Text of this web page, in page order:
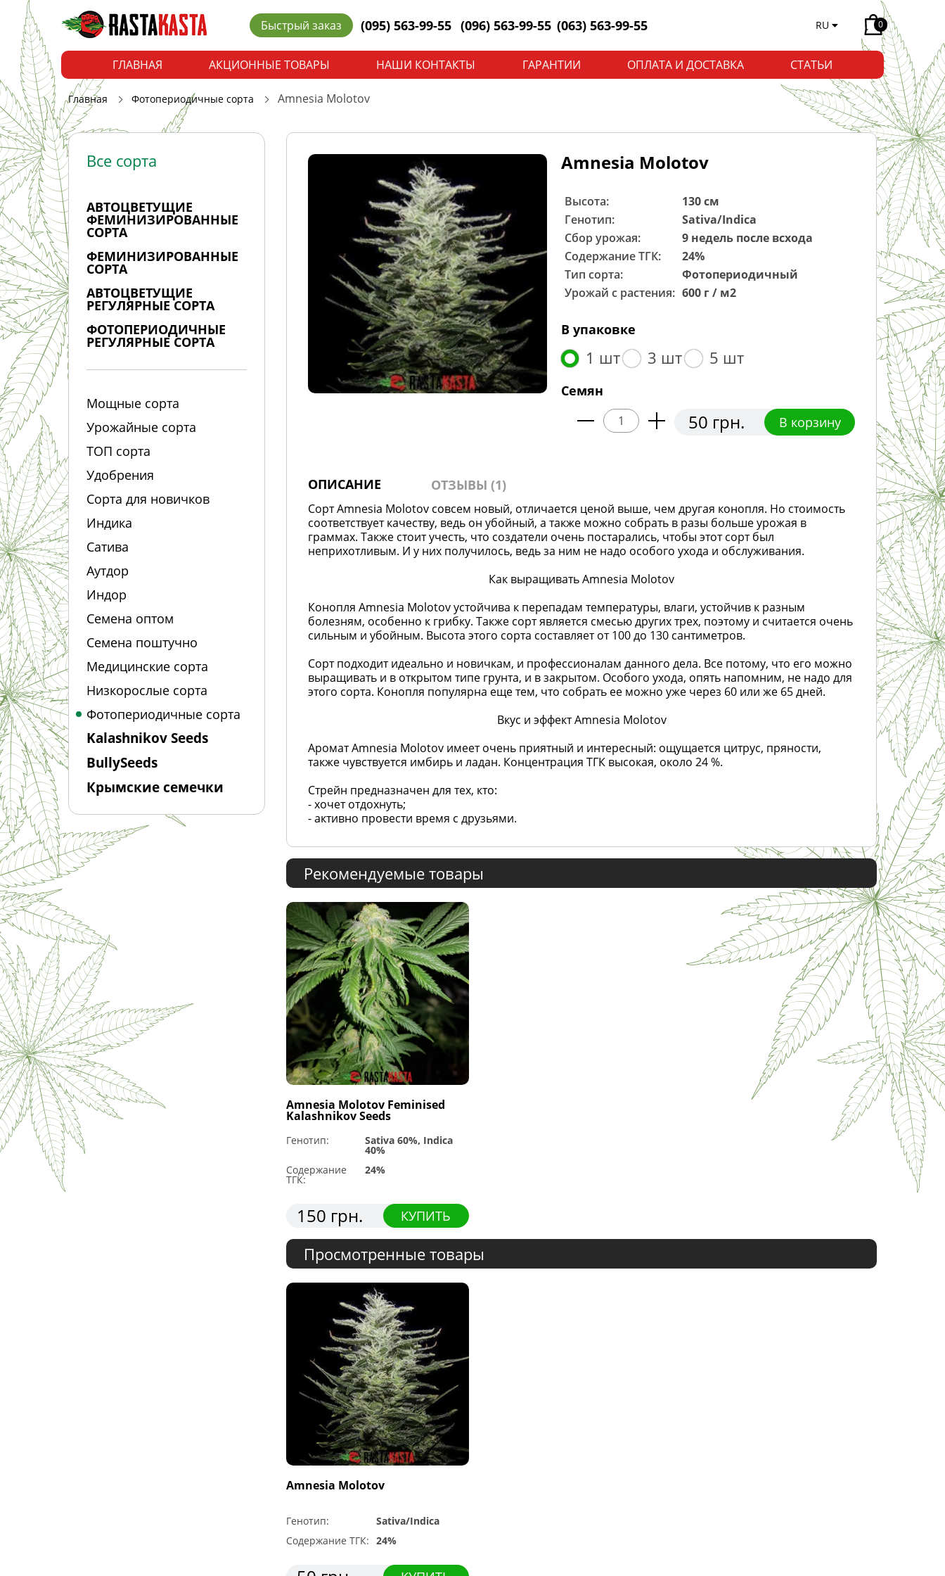
Быстрый заказ (095) 563-99-55 (096) 563-99-55 (063) 563-99-55 RU 0
ГЛАВНАЯ АКЦИОННЫЕ ТОВАРЫ НАШИ КОНТАКТЫ ГАРАНТИИ ОПЛАТА И ДОСТАВКА СТАТЬИ
Главная Фотопериодичные сорта Amnesia Molotov
Все сорта
АВТОЦВЕТУЩИЕ
ФЕМИНИЗИРОВАННЫЕ
СОРТА
ФЕМИНИЗИРОВАННЫЕ
СОРТА
АВТОЦВЕТУЩИЕ
РЕГУЛЯРНЫЕ СОРТА
ФОТОПЕРИОДИЧНЫЕ
РЕГУЛЯРНЫЕ СОРТА
Мощные сорта
Урожайные сорта
ТОП сорта
Удобрения
Сорта для новичков
Индика
Сатива
Аутдор
Индор
Семена оптом
Семена поштучно
Медицинские сорта
Низкорослые сорта
Фотопериодичные сорта
Kalashnikov Seeds
BullySeeds
Крымские семечки
Amnesia Molotov
Высота:
130 см
Генотип:
Sativa/Indica
Сбор урожая:
9 недель после всхода
Содержание ТГК:
24%
Тип сорта:
Фотопериодичный
Урожай с растения: 600 г / м2
В упаковке
1 шт 3 шт 5 шт
Семян
50 грн. В корзину
ОПИСАНИЕ ОТЗЫВЫ (1)
Сорт Amnesia Molotov совсем новый, отличается ценой выше, чем другая конопля. Но стоимость
соответствует качеству, ведь он убойный, а также можно собрать в разы больше урожая в
граммах. Также стоит учесть, что создатели очень постарались, чтобы этот сорт был
неприхотливым. И у них получилось, ведь за ним не надо особого ухода и обслуживания.
Как выращивать Amnesia Molotov
Конопля Amnesia Molotov устойчива к перепадам температуры, влаги, устойчив к разным
болезням, особенно к грибку. Также сорт является смесью других трех, поэтому и считается очень
сильным и убойным. Высота этого сорта составляет от 100 до 130 сантиметров.
Сорт подходит идеально и новичкам, и профессионалам данного дела. Все потому, что его можно
выращивать и в открытом типе грунта, и в закрытом. Особого ухода, опять напомним, не надо для
этого сорта. Конопля популярна еще тем, что собрать ее можно уже через 60 или же 65 дней.
Вкус и эффект Amnesia Molotov
Аромат Amnesia Molotov имеет очень приятный и интересный: ощущается цитрус, пряности,
также чувствуется имбирь и ладан. Концентрация ТГК высокая, около 24 %.
Стрейн предназначен для тех, кто:
- хочет отдохнуть;
- активно провести время с друзьями.
Рекомендуемые товары
Amnesia Molotov Feminised
Kalashnikov Seeds
Генотип: Sativa 60%, Indica
40%
Содержание
ТГК:
24%
150 грн. КУПИТЬ
Просмотренные товары
Amnesia Molotov
Генотип:
Sativa/Indica
Содержание ТГК: 24%